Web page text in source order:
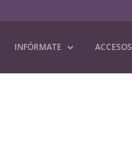
INFÓRMATE ACCESOS